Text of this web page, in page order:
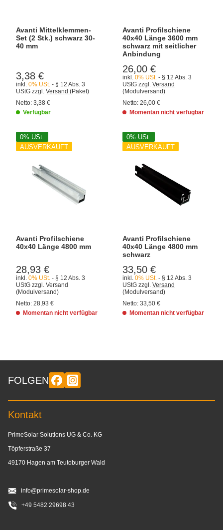
Avanti Mittelklemmen-
Set (2 Stk.) schwarz 30-
40 mm
3,38 €
inkl. 0% USt. - § 12 Abs. 3
UStG zzgl. Versand (Paket)
Netto: 3,38 €
Verfügbar
Avanti Profilschiene
40x40 Länge 3600 mm
schwarz mit seitlicher
Anbindung
26,00 €
inkl. 0% USt. - § 12 Abs. 3
UStG zzgl. Versand
(Modulversand)
Netto: 26,00 €
Momentan nicht verfügbar
0% USt.
AUSVERKAUFT
Avanti Profilschiene
40x40 Länge 4800 mm
28,93 €
inkl. 0% USt. - § 12 Abs. 3
UStG zzgl. Versand
(Modulversand)
Netto: 28,93 €
Momentan nicht verfügbar
0% USt.
AUSVERKAUFT
Avanti Profilschiene
40x40 Länge 4800 mm
schwarz
33,50 €
inkl. 0% USt. - § 12 Abs. 3
UStG zzgl. Versand
(Modulversand)
Netto: 33,50 €
Momentan nicht verfügbar
FOLGEN
Kontakt
PrimeSolar Solutions UG & Co. KG
Töpferstraße 37
49170 Hagen am Teutoburger Wald
info@primesolar-shop.de
+49 5482 29698 43